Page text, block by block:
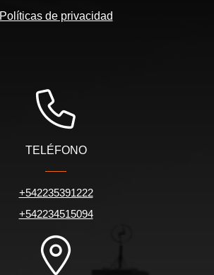
Políticas de privacidad
TELÉFONO
+542235391222
+542234515094